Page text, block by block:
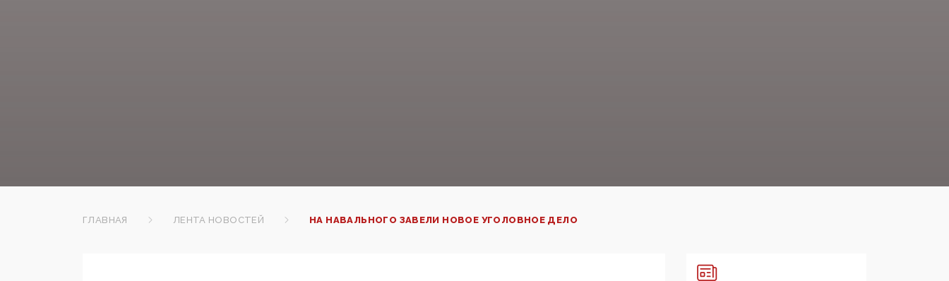
ГЛАВНАЯ ЛЕНТА НОВОСТЕЙ НА НАВАЛЬНОГО ЗАВЕЛИ НОВОЕ УГОЛОВНОЕ ДЕЛО